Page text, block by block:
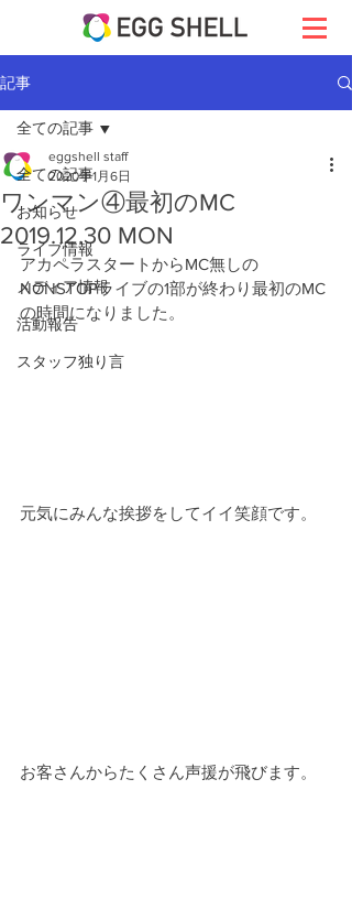
記事
全ての記事
お知らせ
ライブ情報
メディア情報
活動報告
スタッフ独り言
全ての記事
ワンマン④最初のMC
2019.12.30 MON
eggshell staff
2020年1月6日
アカペラスタートからMC無しの
NONSTOPライブの1部が終わり最初のMC
の時間になりました。
元気にみんな挨拶をしてイイ笑顔です。
お客さんからたくさん声援が飛びます。